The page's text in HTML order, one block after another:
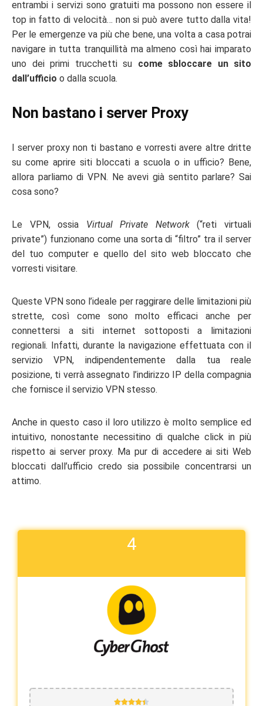
entrambi i servizi sono gratuiti ma possono non essere il
top in fatto di velocità… non si può avere tutto dalla vita!
Per le emergenze va più che bene, una volta a casa potrai
navigare in tutta tranquillità ma almeno così hai imparato
uno dei primi trucchetti su come sbloccare un sito
dall’ufficio o dalla scuola.
Non bastano i server Proxy
I server proxy non ti bastano e vorresti avere altre dritte
su come aprire siti bloccati a scuola o in ufficio? Bene,
allora parliamo di VPN. Ne avevi già sentito parlare? Sai
cosa sono?
Le VPN, ossia Virtual Private Network(“reti virtuali
private”) funzionano come una sorta di “filtro” tra il server
del tuo computer e quello del sito web bloccato che
vorresti visitare.
Queste VPN sono l’ideale per raggirare delle limitazioni più
strette, così come sono molto efficaci anche per
connettersi a siti internet sottoposti a limitazioni
regionali. Infatti, durante la navigazione effettuata con il
servizio VPN, indipendentemente dalla tua reale
posizione, ti verrà assegnato l’indirizzo IP della compagnia
che fornisce il servizio VPN stesso.
Anche in questo caso il loro utilizzo è molto semplice ed
intuitivo, nonostante necessitino di qualche click in più
rispetto ai server proxy. Ma pur di accedere ai siti Web
bloccati dall’ufficio credo sia possibile concentrarsi un
attimo.
4
